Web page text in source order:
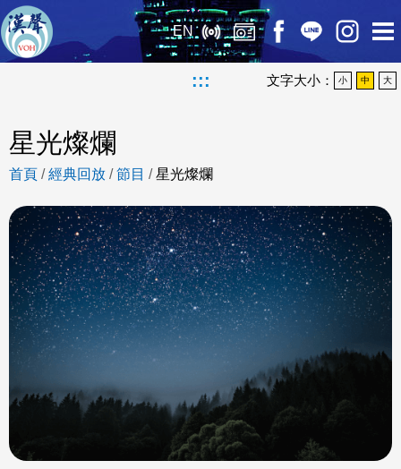
EN
::: 文字大小： 小 中 大
星光燦爛
首頁 /經典回放 /節目 /星光燦爛